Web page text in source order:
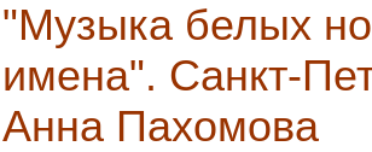
"Музыка белых
имена". Санкт-
Анна Пахомова